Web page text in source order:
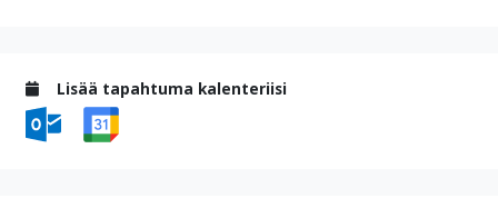
Lisää tapahtuma kalenteriisi